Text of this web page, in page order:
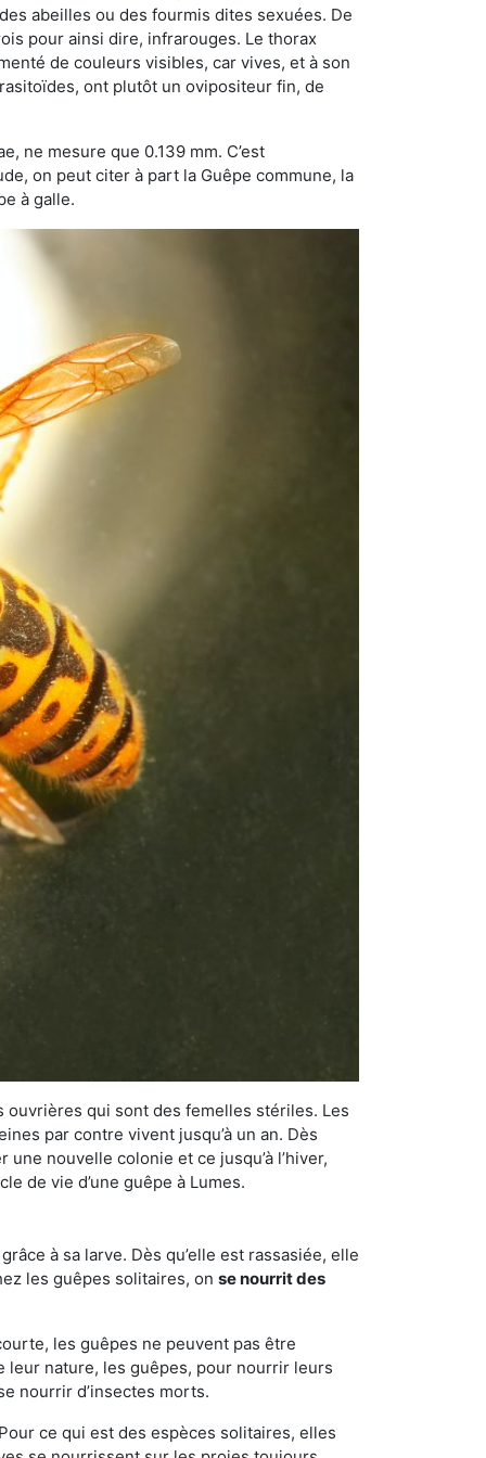
abeilles ou des fourmis dites sexuées. De
pour ainsi dire, infrarouges. Le thorax
de couleurs visibles, car vives, et à son
ont plutôt un ovipositeur fin, de
ne mesure que 0.139 mm. C’est
on peut citer à part la Guêpe commune, la
à galle.
qui sont des femelles stériles. Les
par contre vivent jusqu’à un an. Dès
nouvelle colonie et ce jusqu’à l’hiver,
de vie d’une guêpe à Lumes.
à sa larve. Dès qu’elle est rassasiée, elle
les guêpes solitaires, on se nourrit des
les guêpes ne peuvent pas être
leur nature, les guêpes, pour nourrir leurs
nourrir d’insectes morts.
ce qui est des espèces solitaires, elles